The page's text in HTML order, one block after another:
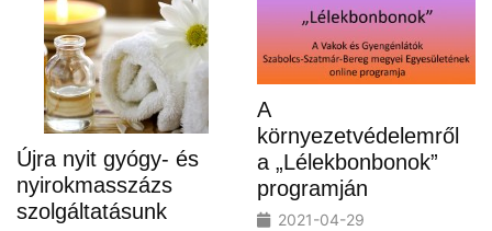
Újra nyit gyógy- és
nyirokmasszázs
szolgáltatásunk
A
környezetvédelemről
a „Lélekbonbonok”
programján
2021-04-29